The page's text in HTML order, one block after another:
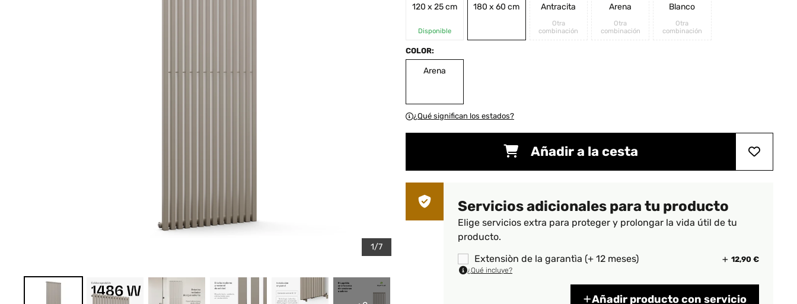
1/7
120 x 25 cm
Disponible
180 x 60 cm Antracita
Otra
combinación
Arena
Otra
combinación
Blanco
Otra
combinación
COLOR:
Arena
¿Qué significan los estados?
Añadir a la cesta
Servicios adicionales para tu producto
Elige servicios extra para proteger y prolongar la vida útil de tu
producto.
Extensiòn de la garantìa (+ 12 meses)
12,90 €
¿Qué incluye?
Añadir producto con servicio